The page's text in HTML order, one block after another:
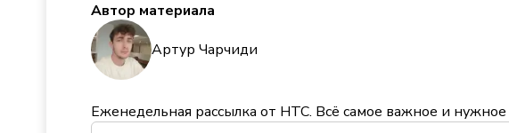
Автор материала
Артур Чарчиди
Еженедельная рассылка от НТС. Всё самое важное и